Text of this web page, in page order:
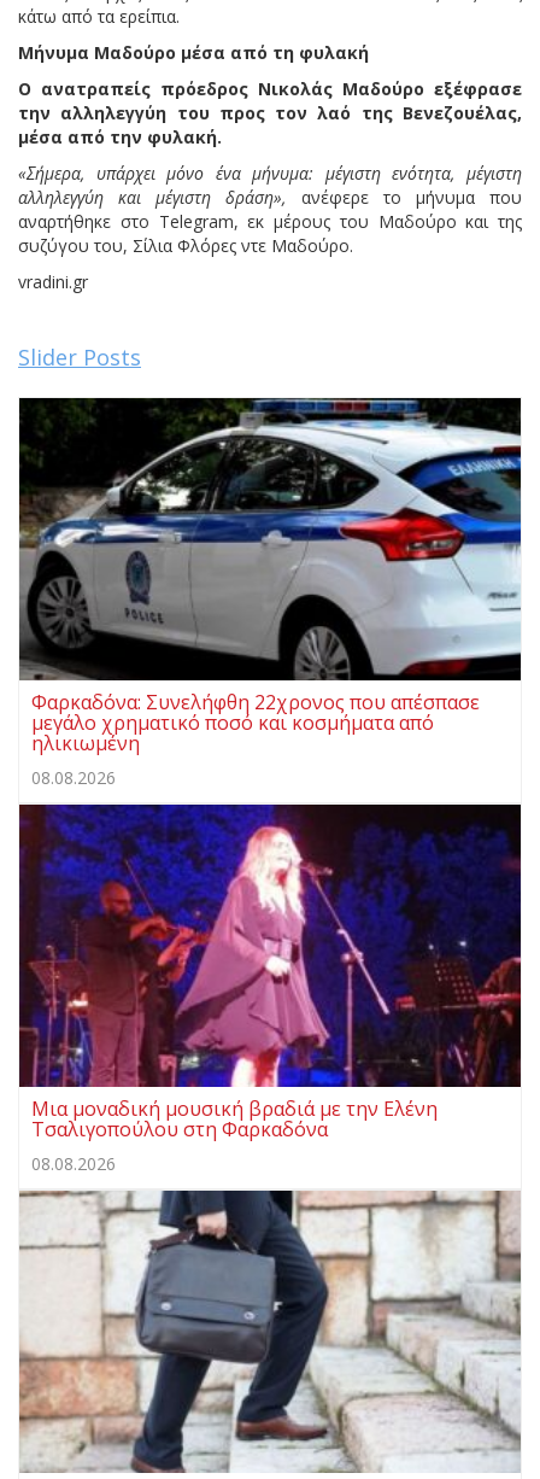
κάτω από τα ερείπια.
Μήνυμα Μαδούρο μέσα από τη φυλακή
Ο ανατραπείς πρόεδρος Νικολάς Μαδούρο εξέφρασε
την αλληλεγγύη του προς τον λαό της Βενεζουέλας,
μέσα από την φυλακή.
«Σήμερα, υπάρχει μόνο ένα μήνυμα: μέγιστη ενότητα, μέγιστη
αλληλεγγύη και μέγιστη δράση», ανέφερε το μήνυμα που
αναρτήθηκε στο Telegram, εκ μέρους του Μαδούρο και της
συζύγου του, Σίλια Φλόρες ντε Μαδούρο.
vradini.gr
Slider Posts
Φαρκαδόνα: Συνελήφθη 22χρονος που απέσπασε
μεγάλο χρηματικό ποσό και κοσμήματα από
ηλικιωμένη
08.08.2026
Μια μοναδική μουσική βραδιά με την Ελένη
Τσαλιγοπούλου στη Φαρκαδόνα
08.08.2026